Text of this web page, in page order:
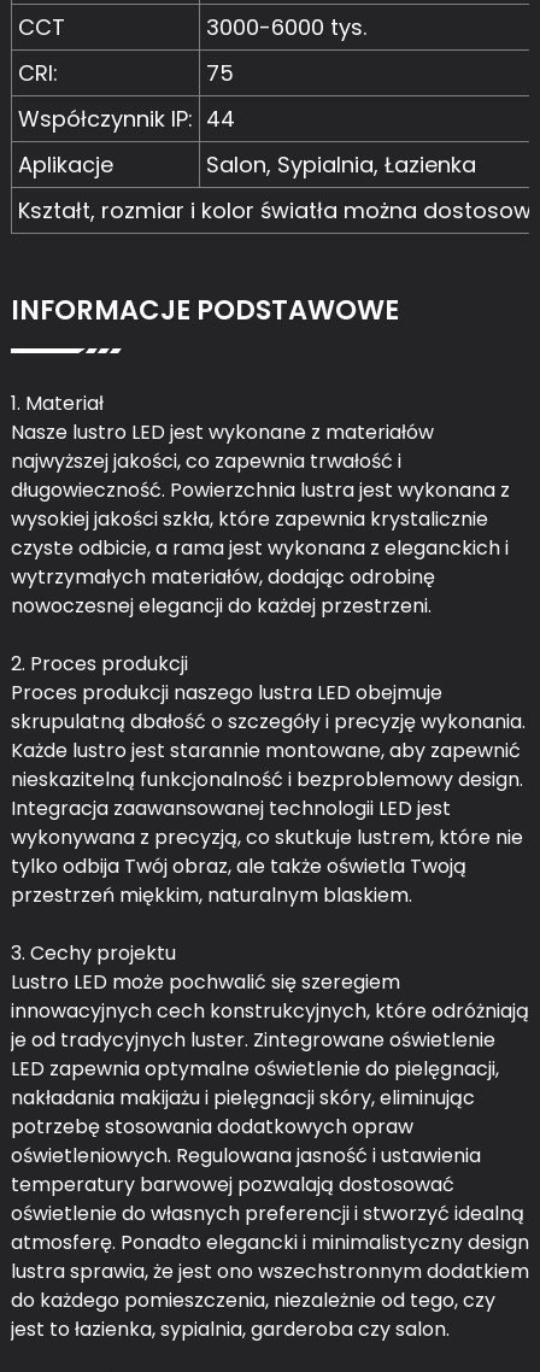
CCT
3000-6000 tys.
CRI:
75
Współczynnik IP: 44
Aplikacje
Salon, Sypialnia, Łazienka
Kształt, rozmiar i kolor światła można
INFORMACJE PODSTAWOWE
1. Materiał
Nasze lustro LED jest wykonane z materiałów
najwyższej jakości, co zapewnia trwałość i
długowieczność. Powierzchnia lustra jest wykonana z
wysokiej jakości szkła, które zapewnia krystalicznie
czyste odbicie, a rama jest wykonana z eleganckich i
wytrzymałych materiałów, dodając odrobinę
nowoczesnej elegancji do każdej przestrzeni.
2. Proces produkcji
Proces produkcji naszego lustra LED obejmuje
skrupulatną dbałość o szczegóły i precyzję wykonania.
Każde lustro jest starannie montowane, aby zapewnić
nieskazitelną funkcjonalność i bezproblemowy design.
Integracja zaawansowanej technologii LED jest
wykonywana z precyzją, co skutkuje lustrem, które nie
tylko odbija Twój obraz, ale także oświetla Twoją
przestrzeń miękkim, naturalnym blaskiem.
3. Cechy projektu
Lustro LED może pochwalić się szeregiem
innowacyjnych cech konstrukcyjnych, które odróżniają
je od tradycyjnych luster. Zintegrowane oświetlenie
LED zapewnia optymalne oświetlenie do pielęgnacji,
nakładania makijażu i pielęgnacji skóry, eliminując
potrzebę stosowania dodatkowych opraw
oświetleniowych. Regulowana jasność i ustawienia
temperatury barwowej pozwalają dostosować
oświetlenie do własnych preferencji i stworzyć idealną
atmosferę. Ponadto elegancki i minimalistyczny design
lustra sprawia, że ​​jest ono wszechstronnym dodatkiem
do każdego pomieszczenia, niezależnie od tego, czy
jest to łazienka, sypialnia, garderoba czy salon.